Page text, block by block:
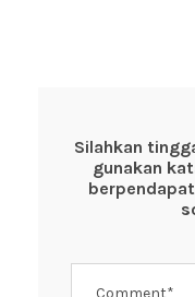
o
o
p
p
Silahkan
gunakan